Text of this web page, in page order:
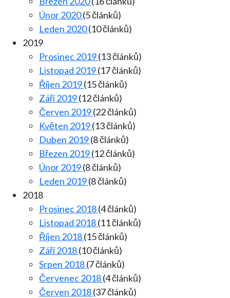
Únor 2020(5 článků)
Leden 2020(10 článků)
2019
Prosinec 2019(13 článků)
Listopad 2019(17 článků)
Říjen 2019(15 článků)
Září 2019(12 článků)
Červen 2019(22 článků)
Květen 2019(13 článků)
Duben 2019(8 článků)
Březen 2019(12 článků)
Únor 2019(8 článků)
Leden 2019(8 článků)
2018
Prosinec 2018(4 článků)
Listopad 2018(11 článků)
Říjen 2018(15 článků)
Září 2018(10 článků)
Srpen 2018(7 článků)
Červenec 2018(4 článků)
Červen 2018(37 článků)